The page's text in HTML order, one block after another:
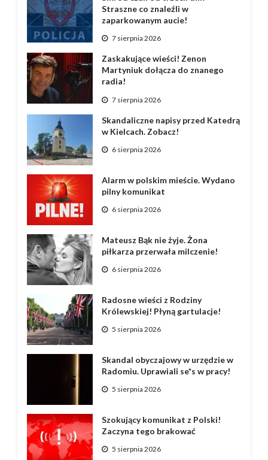
Straszne co znaleźli w
zaparkowanym aucie!
7 sierpnia 2026
Zaskakujące wieści! Zenon
Martyniuk dołącza do znanego
radia!
7 sierpnia 2026
Skandaliczne napisy przed Katedrą
w Kielcach. Zobacz!
6 sierpnia 2026
Alarm w polskim mieście. Wydano
pilny komunikat
6 sierpnia 2026
Mateusz Bąk nie żyje. Żona
piłkarza przerwała milczenie!
6 sierpnia 2026
Radosne wieści z Rodziny
Królewskiej! Płyną gartulacje!
5 sierpnia 2026
Skandal obyczajowy w urzędzie w
Radomiu. Uprawiali se*s w pracy!
5 sierpnia 2026
Szokujący komunikat z Polski!
Zaczyna tego brakować
5 sierpnia 2026